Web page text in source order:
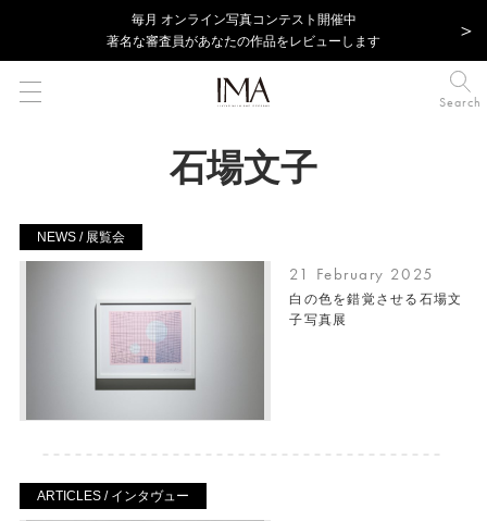
毎⽉ オンライン写真コンテスト開催中
著名な審査員があなたの作品をレビューします
Search
石場文子
NEWS / 展覧会
21 February 2025
白の色を錯覚させる石場文
子写真展
ARTICLES / インタヴュー